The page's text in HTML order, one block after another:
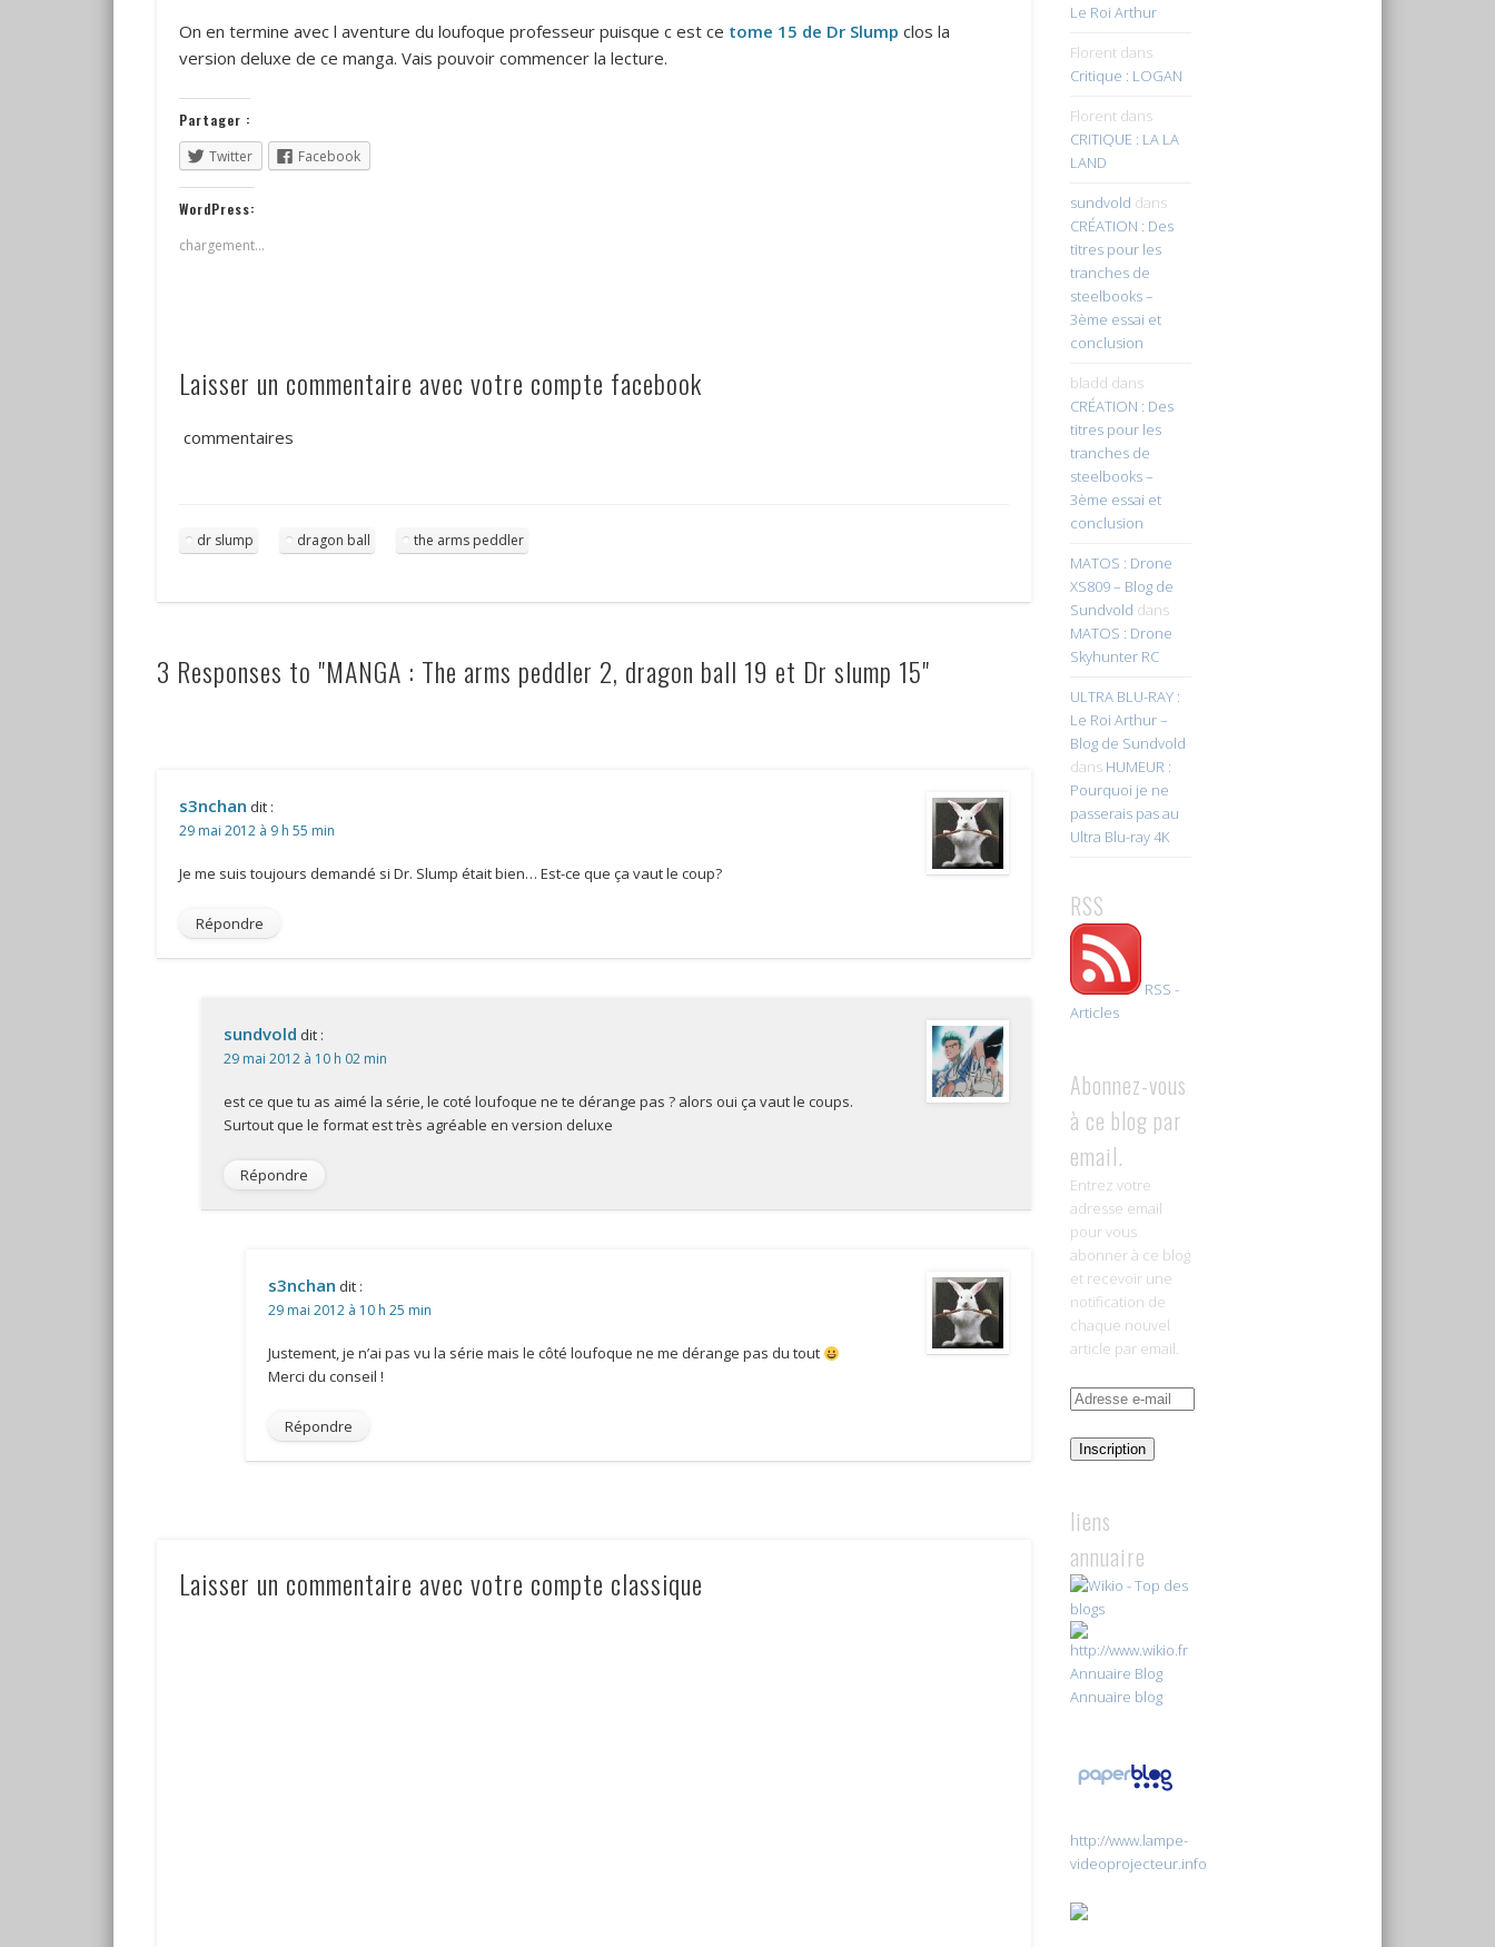
On en termine avec l aventure du loufoque professeur puisque c est ce tome 15 de Dr Slump clos la
version deluxe de ce manga. Vais pouvoir commencer la lecture.
Partager :
Twitter
Facebook
WordPress:
chargement…
Laisser un commentaire avec votre compte facebook
commentaires
dr slump dragon ball the arms peddler
3 Responses to "MANGA : The arms peddler 2, dragon ball 19 et Dr slump 15"
s3nchan dit :
29 mai 2012 à 9 h 55 min
Je me suis toujours demandé si Dr. Slump était bien… Est-ce que ça vaut le coup?
Répondre
sundvold dit :
29 mai 2012 à 10 h 02 min
est ce que tu as aimé la série, le coté loufoque ne te dérange pas ? alors oui ça vaut le coups.
Surtout que le format est très agréable en version deluxe
Répondre
s3nchan dit :
29 mai 2012 à 10 h 25 min
Justement, je n’ai pas vu la série mais le côté loufoque ne me dérange pas du tout
Merci du conseil !
Répondre
Laisser un commentaire avec votre compte classique
Le Roi Arthur
Florentdans
Critique : LOGAN
Florentdans
CRITIQUE : LA LA
LAND
sundvold dans
CRÉATION : Des
titres pour les
tranches de
steelbooks –
3ème essai et
conclusion
bladd dans
CRÉATION : Des
titres pour les
tranches de
steelbooks –
3ème essai et
conclusion
MATOS : Drone
XS809 – Blog de
Sundvold dans
MATOS : Drone
Skyhunter RC
ULTRA BLU-RAY :
Le Roi Arthur –
Blog de Sundvold
dans HUMEUR :
Pourquoi je ne
passerais pas au
Ultra Blu-ray 4K
RSS
RSS -
Articles
Abonnez-vous
à ce blog par
email.
Entrez votre
adresse email
pour vous
abonner à ce blog
et recevoir une
notification de
chaque nouvel
article par email.
Adresse
mailInscription
liens
annuaire
Annuaire Blog
Annuaire blog
http://www.lampe-
videoprojecteur.info